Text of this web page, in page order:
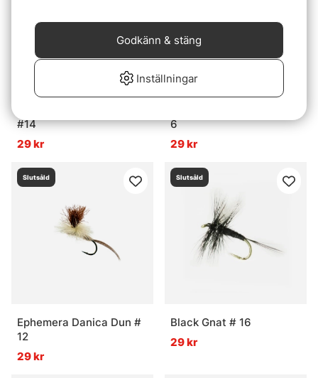
#14
29 kr
6
29 kr
Slutsåld
Ephemera Danica Dun #
12
29 kr
Slutsåld
Black Gnat # 16
29 kr
Inställningar
Godkänn & stäng